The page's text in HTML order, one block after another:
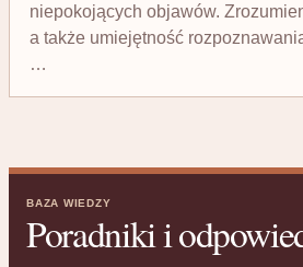
niepokojących objawów.
a także umiejętność
…
BAZA WIEDZY
Poradniki i